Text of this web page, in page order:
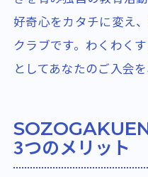
好奇心をカタチに変え
クラブです。わくわく
としてあなたのご入会
3つのメリット